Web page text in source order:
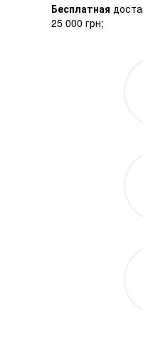
Бесплатная
25 000 грн;